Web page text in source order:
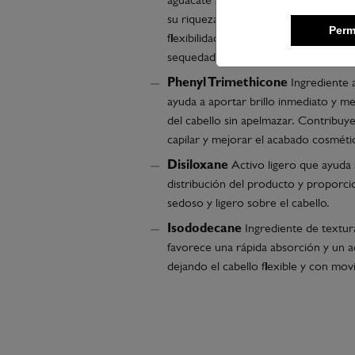
su riqueza en lípidos y ácidos grasos.
flexibilidad y proteger la fibra capilar
sequedad y el daño externo.
Phenyl Trimethicone Ingrediente
ayuda a aportar brillo inmediato y
del cabello sin apelmazar.
capilar y mejorar el acabado
Disiloxane Activo ligero que ayuda
distribución del producto y
sedoso y ligero sobre el cabello.
Isododecane Ingrediente de
favorece una rápida absorción y un
dejando el cabello flexible y con